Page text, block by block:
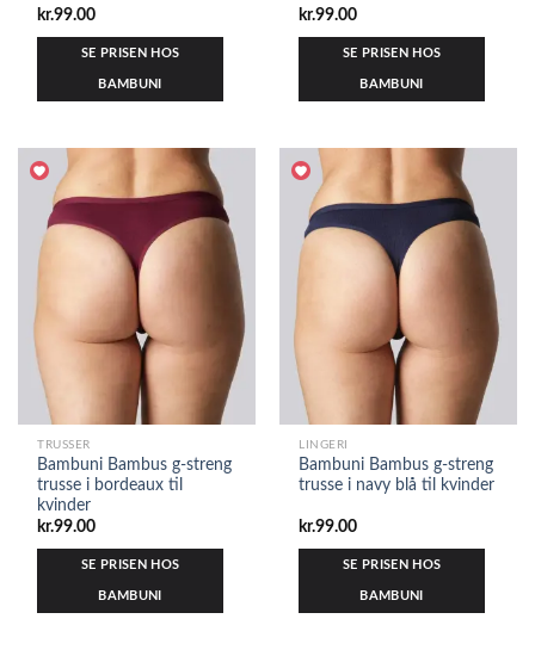
kr.99.00
SE PRISEN HOS
BAMBUNI
kr.99.00
SE PRISEN HOS
BAMBUNI
TRUSSER
Bambuni Bambus g-streng
trusse i bordeaux til
kvinder
kr.99.00
SE PRISEN HOS
BAMBUNI
LINGERI
Bambuni Bambus g-streng
trusse i navy blå til kvinder
kr.99.00
SE PRISEN HOS
BAMBUNI